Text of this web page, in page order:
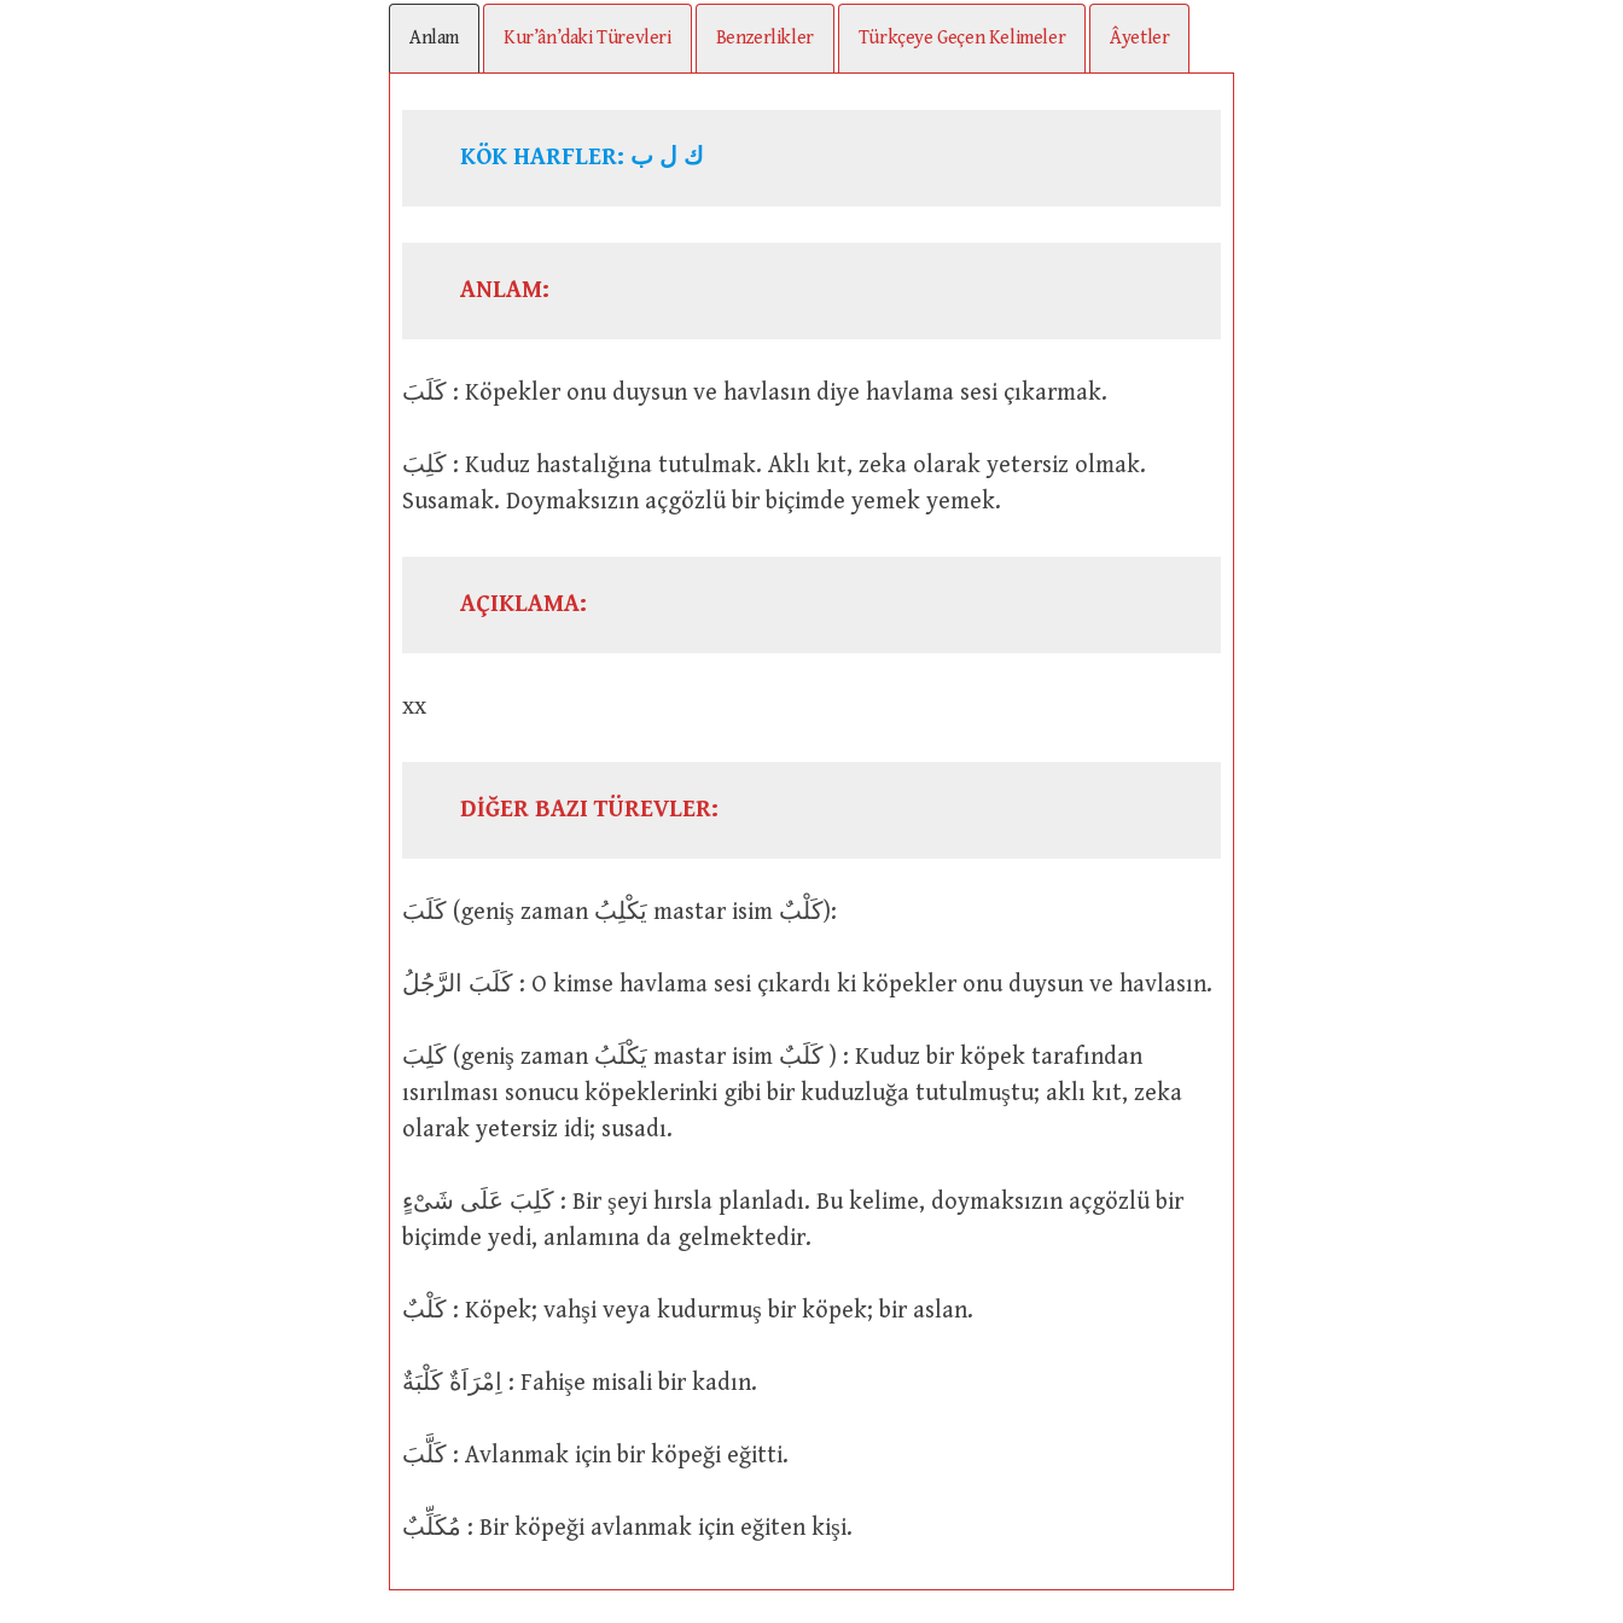
Anlam Kur’ân’daki Türevleri Benzerlikler Türkçeye Geçen Kelimeler Âyetler
KÖK HARFLER: ك ل ب
ANLAM:
كَلَبَ : Köpekler onu duysun ve havlasın diye havlama sesi çıkarmak.
كَلِبَ : Kuduz hastalığına tutulmak. Aklı kıt, zeka olarak yetersiz olmak.
Susamak. Doymaksızın açgözlü bir biçimde yemek yemek.
AÇIKLAMA:
xx
DİĞER BAZI TÜREVLER:
كَلَبَ (geniş zaman يَكْلِبُ mastar isim كَلْبٌ):
كَلَبَ الرَّجُلُ : O kimse havlama sesi çıkardı ki köpekler onu duysun ve havlasın.
كَلِبَ (geniş zaman يَكْلَبُ mastar isim كَلَبٌ ) : Kuduz bir köpek tarafından
ısırılması sonucu köpeklerinki gibi bir kuduzluğa tutulmuştu; aklı kıt, zeka
olarak yetersiz idi; susadı.
كَلِبَ عَلَى شَىْءٍ : Bir şeyi hırsla planladı. Bu kelime, doymaksızın açgözlü bir
biçimde yedi, anlamına da gelmektedir.
كَلْبٌ : Köpek; vahşi veya kudurmuş bir köpek; bir aslan.
اِمْرَاَةٌ كَلْبَةٌ : Fahişe misali bir kadın.
كَلَّبَ : Avlanmak için bir köpeği eğitti.
مُكَلِّبٌ : Bir köpeği avlanmak için eğiten kişi.